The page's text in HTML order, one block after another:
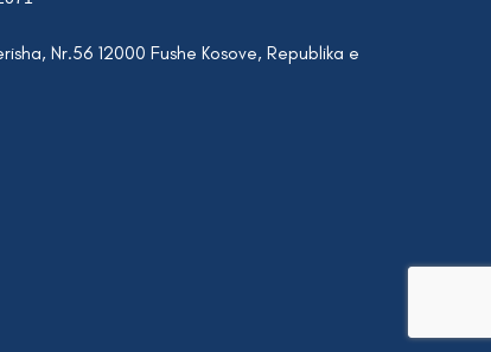
Nr.56 12000 Fushe Kosove, Republika e